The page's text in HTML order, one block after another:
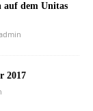
auf dem Unitas
2017